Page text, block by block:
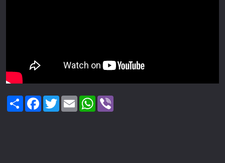
ShareFacebook
TwitterEmail WhatsApp